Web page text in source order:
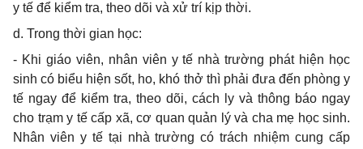
y tế để kiểm tra, theo dõi và xử trí kịp thời.
d. Trong thời gian học:
- Khi giáo viên, nhân viên y tế nhà trường phát hiện học
sinh có biểu hiện sốt, ho, khó thở thì phải đưa đến phòng y
tế ngay để kiểm tra, theo dõi, cách ly và thông báo ngay
cho trạm y tế cấp xã, cơ quan quản lý và cha mẹ học sinh.
Nhân viên y tế tại nhà trường có trách nhiệm cung cấp